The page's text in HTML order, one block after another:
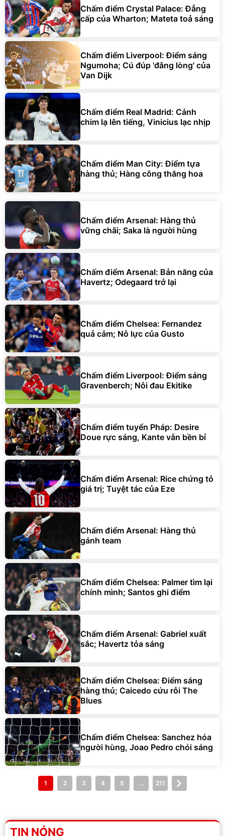
Chấm điểm Crystal Palace: Đẳng
cấp của Wharton; Mateta toả sáng
Chấm điểm Liverpool: Điểm sáng
Ngumoha; Cú đúp 'đắng lòng' của
Van Dijk
Chấm điểm Real Madrid: Cánh
chim lạ lên tiếng, Vinicius lạc nhịp
Chấm điểm Man City: Điểm tựa
hàng thủ; Hàng công thăng hoa
Chấm điểm Arsenal: Hàng thủ
vững chãi; Saka là người hùng
Chấm điểm Arsenal: Bản năng của
Havertz; Odegaard trở lại
Chấm điểm Chelsea: Fernandez
quả cảm; Nỗ lực của Gusto
Chấm điểm Liverpool: Điểm sáng
Gravenberch; Nỗi đau Ekitike
Chấm điểm tuyển Pháp: Desire
Doue rực sáng, Kante vẫn bền bỉ
Chấm điểm Arsenal: Rice chứng tỏ
giá trị; Tuyệt tác của Eze
Chấm điểm Arsenal: Hàng thủ
gánh team
Chấm điểm Chelsea: Palmer tìm lại
chính mình; Santos ghi điểm
Chấm điểm Arsenal: Gabriel xuất
sắc; Havertz tỏa sáng
Chấm điểm Chelsea: Điểm sáng
hàng thủ; Caicedo cứu rỗi The
Blues
Chấm điểm Chelsea: Sanchez hóa
người hùng, Joao Pedro chói sáng
1 2 3 4 5 ... 211
TIN NÓNG